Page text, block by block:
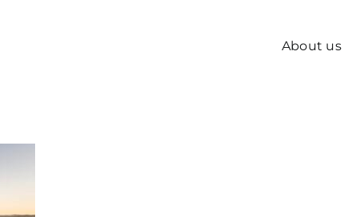
About us